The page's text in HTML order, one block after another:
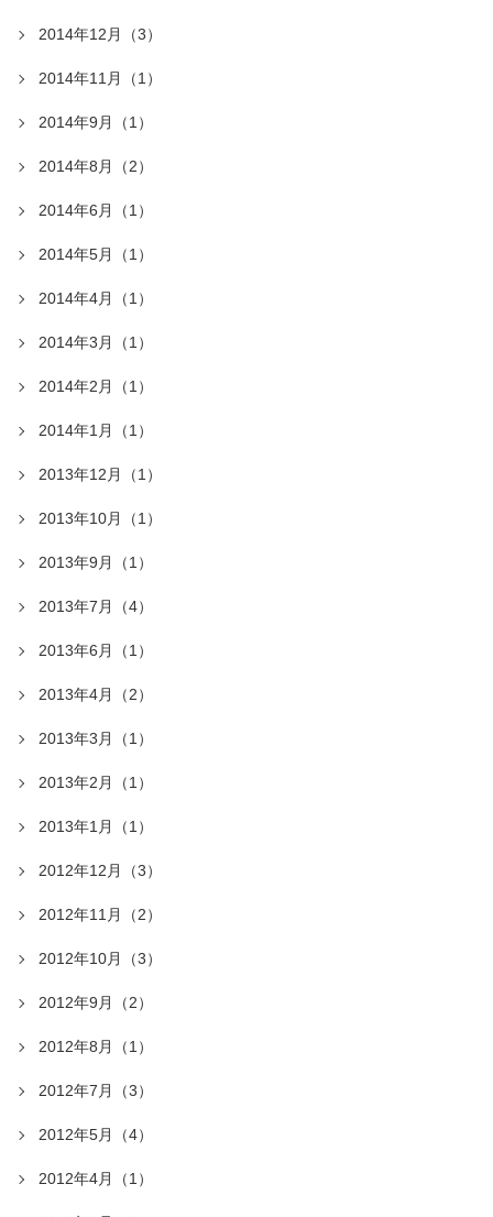
2014年12月（3）
2014年11月（1）
2014年9月（1）
2014年8月（2）
2014年6月（1）
2014年5月（1）
2014年4月（1）
2014年3月（1）
2014年2月（1）
2014年1月（1）
2013年12月（1）
2013年10月（1）
2013年9月（1）
2013年7月（4）
2013年6月（1）
2013年4月（2）
2013年3月（1）
2013年2月（1）
2013年1月（1）
2012年12月（3）
2012年11月（2）
2012年10月（3）
2012年9月（2）
2012年8月（1）
2012年7月（3）
2012年5月（4）
2012年4月（1）